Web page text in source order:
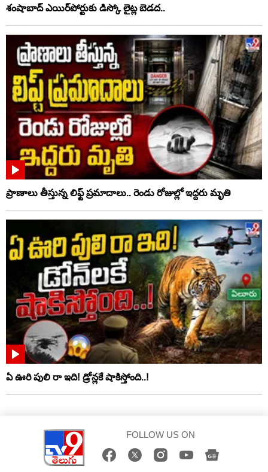
శంషాబాద్ ఎయిర్‌పోర్టుకు డిస్కో లైట్ల బెడద..
ప్రాణాలు తీస్తున్న లిఫ్ట్‌ ప్రమాదాలు.. రెండు రోజుల్లో ఇద్దరు మృతి
ఏ ఊరి పులి రా ఇది! డ్రోన్లకే షాకిస్తోంది..!
FOLLOW US ON